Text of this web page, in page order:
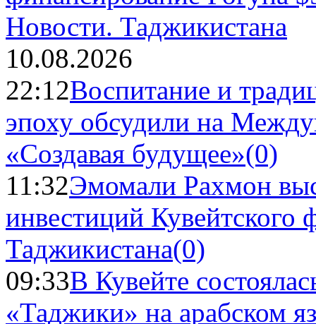
Новости. Таджикистана
10.08.2026
22:12Воспитание и
эпоху обсудили на
«Создавая будущее»(0)
11:32Эмомали Рахмон
инвестиций Кувейтского
Таджикистана(0)
09:33В Кувейте
«Таджики» на арабском